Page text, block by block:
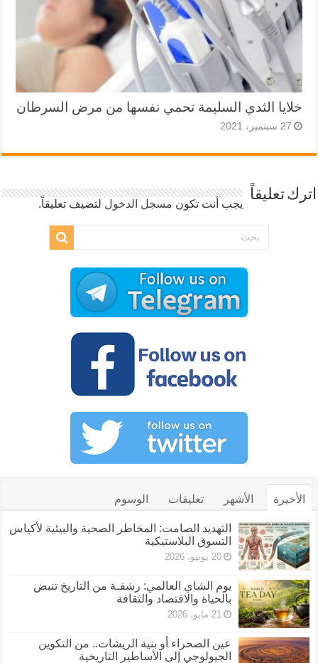
خلايا الثدي السليمة تحمي نفسها من مرض السرطان
27 سبتمبر، 2021
اترك تعليقاً
يجب أنت تكون مسجل الدخول لتضيف تعليقاً.
الأخيرة الأشهر تعليقات الوسوم
التهديد الصامت: المخاطر الصحية والبيئية لأكياس
التسوق البلاستيكية
20 يونيو، 2026
يوم الشاي العالمي: رشفـة من التاريخ تنبض
بالحياة والاقتصاد والثقافة
21 مايو، 2026
عين الصحراء أو بنية الريشات.. من التكوين
الجيولوجي إلى الأساطير التاريخية